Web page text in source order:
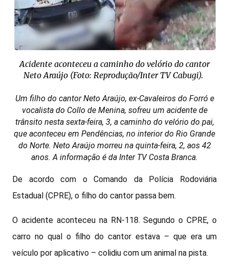
Acidente aconteceu a caminho do velório do cantor
Neto Araújo (Foto: Reprodução/Inter TV Cabugi).
Um filho do cantor Neto Araújo, ex-Cavaleiros do Forró e
vocalista do Collo de Menina, sofreu um acidente de
trânsito nesta sexta-feira, 3, a caminho do velório do pai,
que aconteceu em Pendências, no interior do Rio Grande
do Norte. Neto Araújo morreu na quinta-feira, 2, aos 42
anos. A informação é da Inter TV Costa Branca.
De acordo com o Comando da Polícia Rodoviária
Estadual (CPRE), o filho do cantor passa bem.
O acidente aconteceu na RN-118. Segundo o CPRE, o
carro no qual o filho do cantor estava – que era um
veículo por aplicativo – colidiu com um animal na pista.